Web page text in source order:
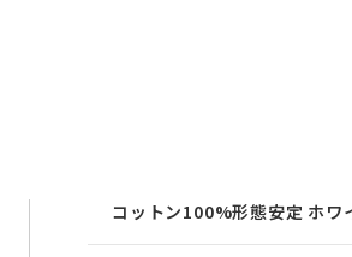
コットン100%形態安定 ホワ